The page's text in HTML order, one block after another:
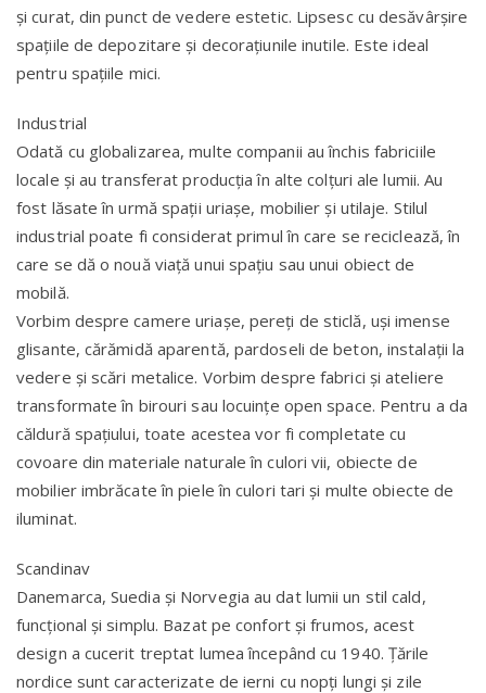
și curat, din punct de vedere estetic. Lipsesc cu desăvârșire
spațiile de depozitare și decorațiunile inutile. Este ideal
pentru spațiile mici.
Industrial
Odată cu globalizarea, multe companii au închis fabriciile
locale și au transferat producția în alte colțuri ale lumii. Au
fost lăsate în urmă spații uriașe, mobilier și utilaje. Stilul
industrial poate fi considerat primul în care se reciclează, în
care se dă o nouă viață unui spațiu sau unui obiect de
mobilă.
Vorbim despre camere uriașe, pereți de sticlă, uși imense
glisante, cărămidă aparentă, pardoseli de beton, instalații la
vedere și scări metalice. Vorbim despre fabrici și ateliere
transformate în birouri sau locuințe open space. Pentru a da
căldură spațiului, toate acestea vor fi completate cu
covoare din materiale naturale în culori vii, obiecte de
mobilier imbrăcate în piele în culori tari și multe obiecte de
iluminat.
Scandinav
Danemarca, Suedia și Norvegia au dat lumii un stil cald,
funcțional și simplu. Bazat pe confort și frumos, acest
design a cucerit treptat lumea începând cu 1940. Țările
nordice sunt caracterizate de ierni cu nopți lungi și zile